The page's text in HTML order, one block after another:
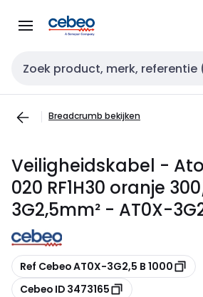
naar
naar
Zoekveld invoer
Breadcrumb bekijken
Veiligheidskabel -
020 RF1H30 oranje
3G2,5mm² - AT0X-
Kopiëren
Ref Cebeo AT0X-3G2,5 B 1000
Kopiëren
Cebeo ID 3473165